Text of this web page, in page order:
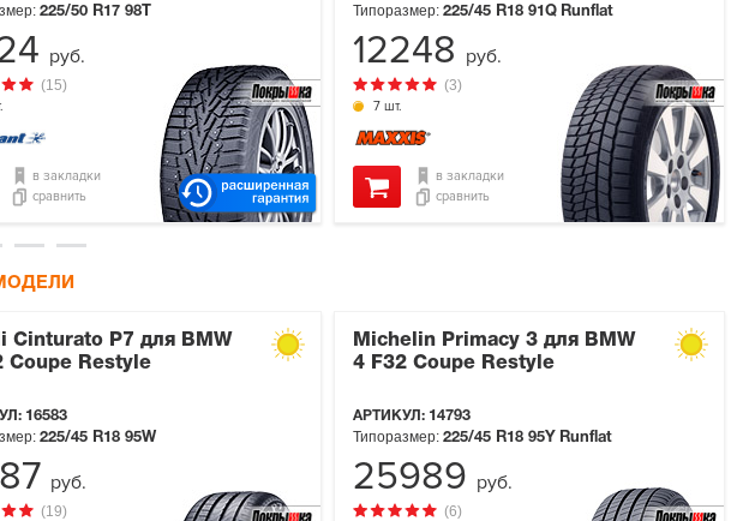
(15)
225/50 R17 98T
в закладки
сравнить
руб.
7 шт.
(3)
Типоразмер: 225/45 R18 91Q Runflat
в закладки
сравнить
12248 руб.
Cinturato P7 для BMW
Coupe Restyle
16583
(19)
225/45 R18 95W
руб.
Michelin Primacy 3 для BMW
4 F32 Coupe Restyle
АРТИКУЛ: 14793
(6)
Типоразмер: 225/45 R18 95Y Runflat
25989 руб.